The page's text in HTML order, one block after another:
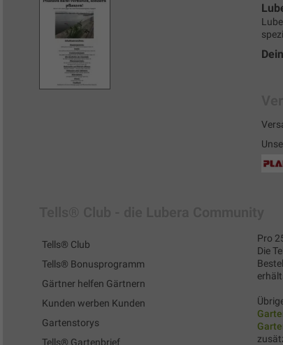
Tells® Club
Tells® Bonusprogramm
Gärtner helfen Gärtnern
Kunden werben Kunden
Gartenstorys
Tells® Gartenbrief
Pro
Die